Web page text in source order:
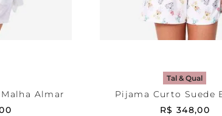
Almar
Estampada PP
Tal & Qual
Pijama Curto Suede
R$ 348,00